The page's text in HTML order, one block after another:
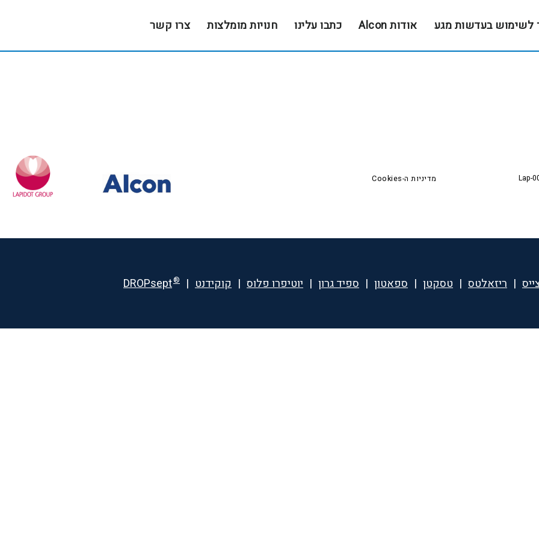
לשימוש בעדשות מגע אודות Alcon כתבו עלינו חנויות מומלצות צרו קשר
Lap- מדיניות ה-Cookies
| ריזאלטס | טסקטן | ספאטון | ספיד גרון | יוטיפרו פלוס | קוקידנט |
DROPsept®